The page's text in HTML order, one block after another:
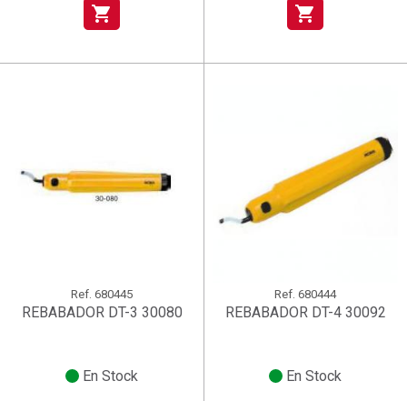
shopping_cart shopping_cart
Ref. 680445
REBABADOR DT-3 30080
En Stock
Ref. 680444
REBABADOR DT-4 30092
En Stock